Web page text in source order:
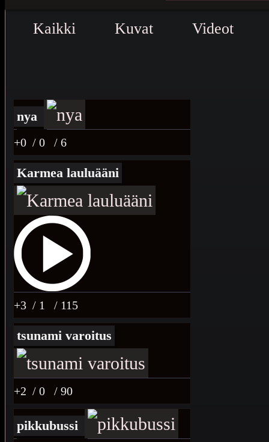
Kaikki Kuvat Videot
nya
+0 / 0 / 6
Karmea lauluääni
+3 / 1 / 115
tsunami varoitus
+2 / 0 / 90
pikkubussi